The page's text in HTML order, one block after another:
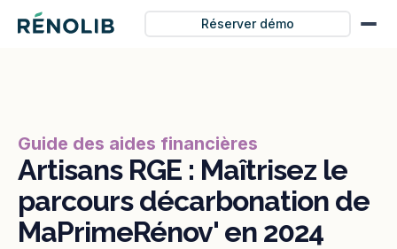
Réserver démo
Guide des aides financières
Artisans RGE : Maîtrisez le
parcours décarbonation de
MaPrimeRénov' en 2024